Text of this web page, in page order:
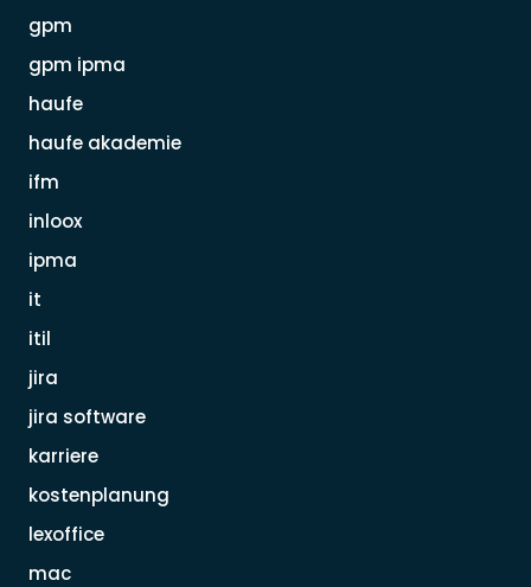
gpm
gpm ipma
haufe
haufe akademie
ifm
inloox
ipma
it
itil
jira
jira software
karriere
kostenplanung
lexoffice
mac